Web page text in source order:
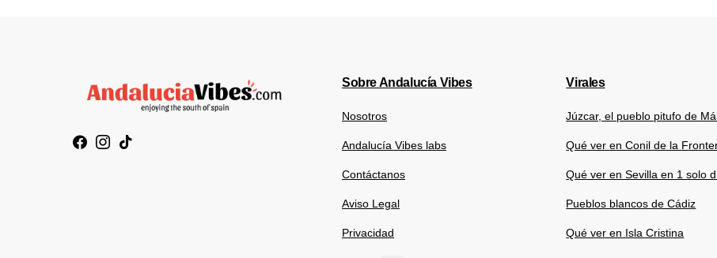
Sobre Andalucía Vibes
Nosotros
Andalucía Vibes labs
Contáctanos
Aviso Legal
Privacidad
Virales
Júzcar, el pueblo pitufo de
Qué ver en Conil de la
Qué ver en Sevilla en 1 solo
Pueblos blancos de Cádiz
Qué ver en Isla Cristina